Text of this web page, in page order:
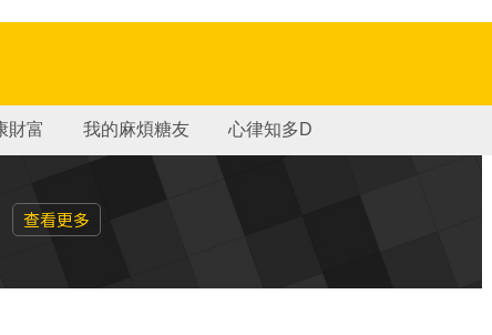
財富 我的麻煩糖友 心律知多D
查看更多